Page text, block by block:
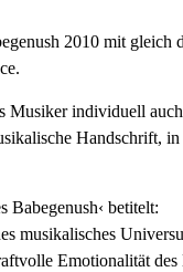
2010 mit gleich
Musiker individuell
Handschrift,
betitelt:
musikalisches
Emotionalität